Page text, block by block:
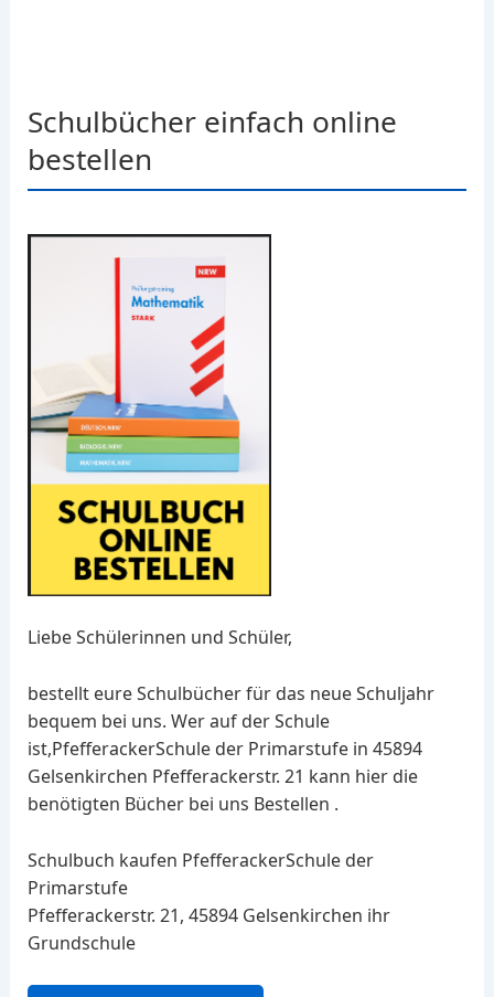
Schulbücher einfach online
bestellen
Liebe Schülerinnen und Schüler,
bestellt eure Schulbücher für das neue Schuljahr
bequem bei uns. Wer auf der Schule
ist,PfefferackerSchule der Primarstufe in 45894
Gelsenkirchen Pfefferackerstr. 21 kann hier die
benötigten Bücher bei uns Bestellen .
Schulbuch kaufen PfefferackerSchule der
Primarstufe
Pfefferackerstr. 21, 45894 Gelsenkirchen ihr
Grundschule